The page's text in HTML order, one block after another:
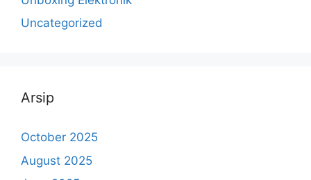
Uncategorized
Arsip
October 2025
August 2025